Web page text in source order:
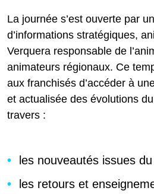
La journée s’est ouverte par
d’informations stratégiques,
Verquera responsable de
animateurs régionaux. Ce
aux franchisés d’accéder à
et actualisée des évolutions
travers :
les nouveautés issues
les retours et